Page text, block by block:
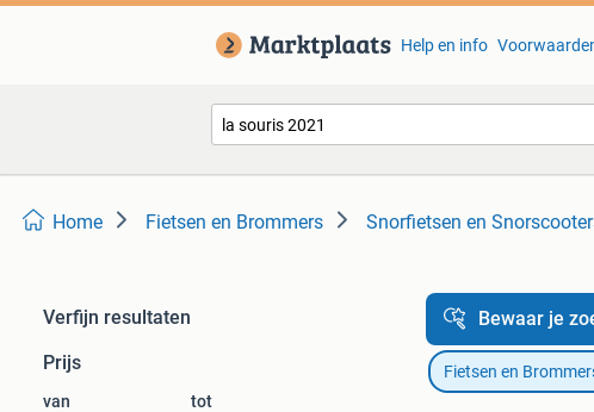
Help en info
Home Fietsen en Brommers Snorfietsen en
Verfijn resultaten
Prijs
van tot
Bewaar je
Fietsen en